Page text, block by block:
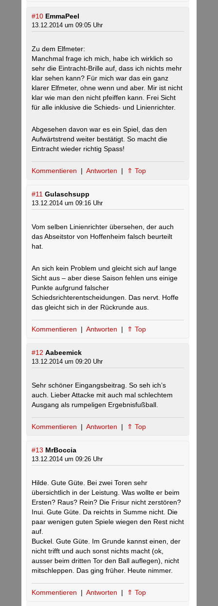
#10 EmmaPeel
13.12.2014 um 09:05 Uhr
Zu dem Elfmeter:
Manchmal frage ich mich, habe ich wirklich so
sehr die Eintracht-Brille auf, dass ich nichts mehr
klar sehen kann? Für mich war das ein ganz
klarer Elfmeter, ohne wenn und aber. Mir ist nicht
klar wie man den nicht pfeiffen kann. Frei Sicht
für alle inklusive die Schieds- und Linienrichter.
Abgesehen davon war es ein Spiel, das den
Aufwärtstrend weiter bestätigt. So macht die
Eintracht wieder richtig Spass!
Kommentieren | Antworten | ⇑ Top
#11 Gulaschsupp
13.12.2014 um 09:16 Uhr
Vom selben Linienrichter übersehen, der auch
das Abseitstor von Hoffenheim falsch beurteilt
hat.
An sich kein Problem und gleicht sich auf lange
Sicht aus – aber diese Saison fehlen uns einige
Punkte aufgrund falscher
Schiedsrichterentscheidungen. Das nervt. Hoffe
das gleicht sich in der Rückrunde aus.
Kommentieren | Antworten | ⇑ Top
#12 Aabeemick
13.12.2014 um 09:20 Uhr
Sehr schöner Eingangsbeitrag. So seh ich’s
auch. Lieber Attacke mit auch mal schlechtem
Ausgang als rumpeligen Ergebnisfußball.
Kommentieren | Antworten | ⇑ Top
#13 MrBoccia
13.12.2014 um 09:26 Uhr
Hilde. Gute Güte. Bei zwei Toren sehr
übersichtlich in der Leistung. Was wollte er beim
Ersten? Raus? Rein? Die Frisur nicht zerstören?
Inui. Gute Güte. Da reichts in Summe nicht. Die
paar wenigen guten Spiele wiegen den Rest nicht
auf.
Buckel. Gute Güte. Im Grunde kannst einen, der
nicht trifft und auch sonst nichts macht (ok,
ausser beim dritten Tor den Ball auflegen), nicht
mitschleppen. Das ging früher. Heute nimmer.
Kommentieren | Antworten | ⇑ Top